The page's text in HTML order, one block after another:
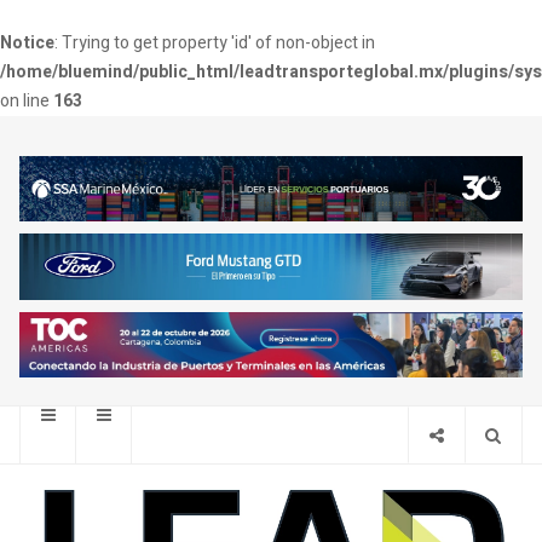
Notice: Trying to get property 'id' of non-object in
/home/bluemind/public_html/leadtransporteglobal.mx/plugins/
on line 163